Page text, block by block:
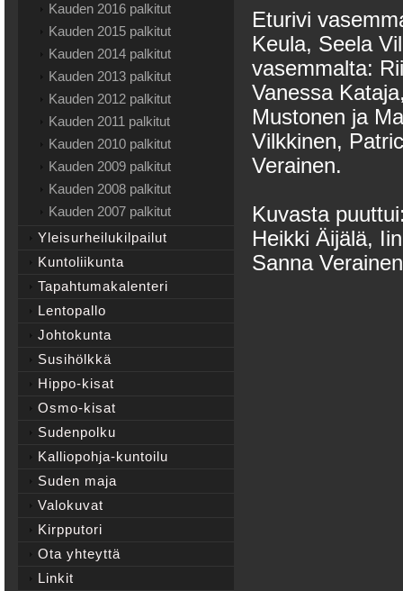
Eturivi
Keula, Seela
vasemmalta:
Vanessa
Mustonen ja
Vilkkinen,
Verainen.
Kuvasta
Heikki Äijälä,
Sanna
Kauden 2016 palkitut
Kauden 2015 palkitut
Kauden 2014 palkitut
Kauden 2013 palkitut
Kauden 2012 palkitut
Kauden 2011 palkitut
Kauden 2010 palkitut
Kauden 2009 palkitut
Kauden 2008 palkitut
Kauden 2007 palkitut
Yleisurheilukilpailut
Kuntoliikunta
Tapahtumakalenteri
Lentopallo
Johtokunta
Susihölkkä
Hippo-kisat
Osmo-kisat
Sudenpolku
Kalliopohja-kuntoilu
Suden maja
Valokuvat
Kirpputori
Ota yhteyttä
Linkit